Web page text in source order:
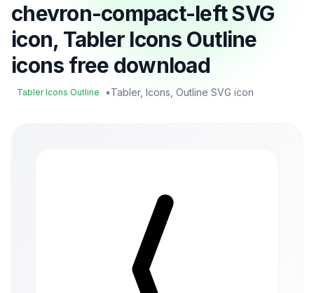
chevron-compact-left SVG
icon, Tabler Icons Outline
icons free download
Tabler Icons Outline •Tabler, Icons, Outline SVG icon